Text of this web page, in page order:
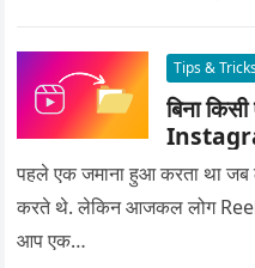
Tips &
बिना
पहले एक जमाना हुआ करता था जब
करते थे. लेकिन आजकल लोग
आप एक…